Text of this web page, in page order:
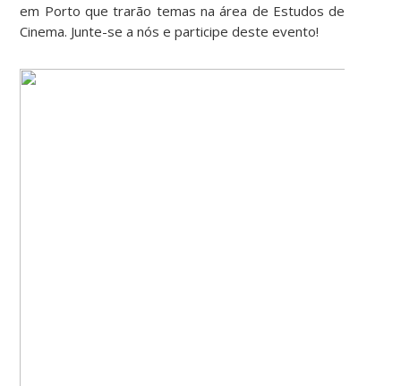
em Porto que trarão temas na área de Estudos de
Cinema. Junte-se a nós e participe deste evento!